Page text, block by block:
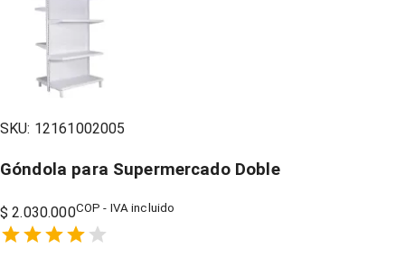
SKU: 12161002005
Góndola para Supermercado Doble
$ 2.030.000COP - IVA incluido